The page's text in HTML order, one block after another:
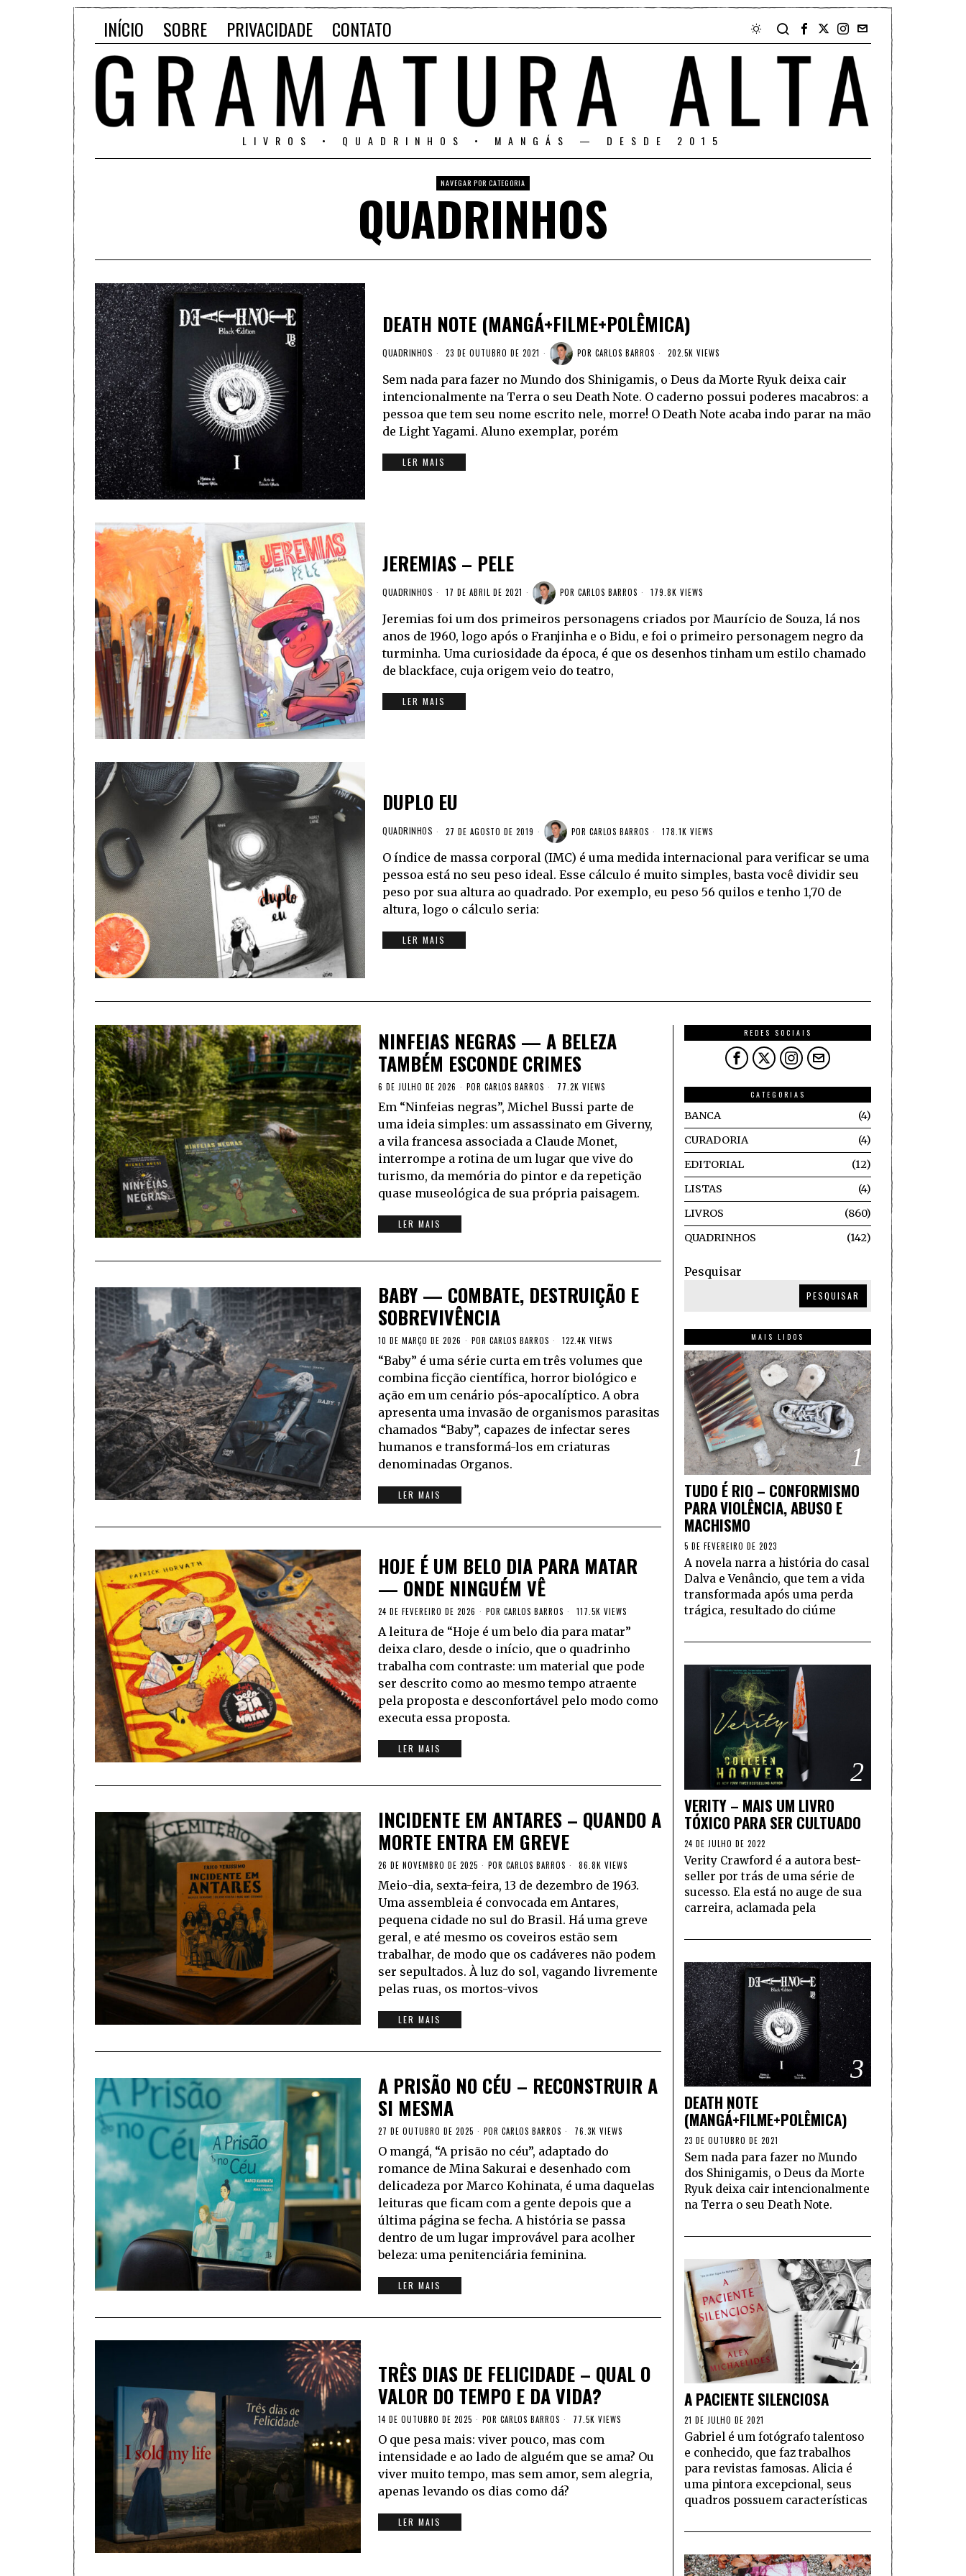
INÍCIO SOBRE PRIVACIDADE CONTATO
LIVROS • QUADRINHOS • MANGÁS — DESDE 2015
NAVEGAR POR CATEGORIA
QUADRINHOS
DEATH NOTE (MANGÁ+FILME+POLÊMICA)
QUADRINHOS 23 DE OUTUBRO DE 2021 POR CARLOS BARROS 202.5K VIEWS
Sem nada para fazer no Mundo dos Shinigamis, o Deus da Morte Ryuk deixa cair
intencionalmente na Terra o seu Death Note. O caderno possui poderes macabros: a
pessoa que tem seu nome escrito nele, morre! O Death Note acaba indo parar na mão
de Light Yagami. Aluno exemplar, porém
LER MAIS
JEREMIAS – PELE
QUADRINHOS 17 DE ABRIL DE 2021 POR CARLOS BARROS 179.8K VIEWS
Jeremias foi um dos primeiros personagens criados por Maurício de Souza, lá nos
anos de 1960, logo após o Franjinha e o Bidu, e foi o primeiro personagem negro da
turminha. Uma curiosidade da época, é que os desenhos tinham um estilo chamado
de blackface, cuja origem veio do teatro,
LER MAIS
DUPLO EU
QUADRINHOS 27 DE AGOSTO DE 2019 POR CARLOS BARROS 178.1K VIEWS
O índice de massa corporal (IMC) é uma medida internacional para verificar se uma
pessoa está no seu peso ideal. Esse cálculo é muito simples, basta você dividir seu
peso por sua altura ao quadrado. Por exemplo, eu peso 56 quilos e tenho 1,70 de
altura, logo o cálculo seria:
LER MAIS
NINFEIAS NEGRAS — A BELEZA
TAMBÉM ESCONDE CRIMES
6 DE JULHO DE 2026 POR CARLOS BARROS 77.2K VIEWS
Em “Ninfeias negras”, Michel Bussi parte de
uma ideia simples: um assassinato em Giverny,
a vila francesa associada a Claude Monet,
interrompe a rotina de um lugar que vive do
turismo, da memória do pintor e da repetição
quase museológica de sua própria paisagem.
LER MAIS
BABY — COMBATE, DESTRUIÇÃO E
SOBREVIVÊNCIA
10 DE MARÇO DE 2026 POR CARLOS BARROS 122.4K VIEWS
“Baby” é uma série curta em três volumes que
combina ficção científica, horror biológico e
ação em um cenário pós-apocalíptico. A obra
apresenta uma invasão de organismos parasitas
chamados “Baby”, capazes de infectar seres
humanos e transformá-los em criaturas
denominadas Organos.
LER MAIS
HOJE É UM BELO DIA PARA MATAR
— ONDE NINGUÉM VÊ
24 DE FEVEREIRO DE 2026 POR CARLOS BARROS 117.5K VIEWS
A leitura de “Hoje é um belo dia para matar”
deixa claro, desde o início, que o quadrinho
trabalha com contraste: um material que pode
ser descrito como ao mesmo tempo atraente
pela proposta e desconfortável pelo modo como
executa essa proposta.
LER MAIS
INCIDENTE EM ANTARES – QUANDO A
MORTE ENTRA EM GREVE
26 DE NOVEMBRO DE 2025 POR CARLOS BARROS 86.8K VIEWS
Meio-dia, sexta-feira, 13 de dezembro de 1963.
Uma assembleia é convocada em Antares,
pequena cidade no sul do Brasil. Há uma greve
geral, e até mesmo os coveiros estão sem
trabalhar, de modo que os cadáveres não podem
ser sepultados. À luz do sol, vagando livremente
pelas ruas, os mortos-vivos
LER MAIS
A PRISÃO NO CÉU – RECONSTRUIR A
SI MESMA
27 DE OUTUBRO DE 2025 POR CARLOS BARROS 76.3K VIEWS
O mangá, “A prisão no céu”, adaptado do
romance de Mina Sakurai e desenhado com
delicadeza por Marco Kohinata, é uma daquelas
leituras que ficam com a gente depois que a
última página se fecha. A história se passa
dentro de um lugar improvável para acolher
beleza: uma penitenciária feminina.
LER MAIS
TRÊS DIAS DE FELICIDADE – QUAL O
VALOR DO TEMPO E DA VIDA?
14 DE OUTUBRO DE 2025 POR CARLOS BARROS 77.5K VIEWS
O que pesa mais: viver pouco, mas com
intensidade e ao lado de alguém que se ama? Ou
viver muito tempo, mas sem amor, sem alegria,
apenas levando os dias como dá?
LER MAIS
REDES SOCIAIS
CATEGORIAS
BANCA
4
CURADORIA
4
EDITORIAL
12
LISTAS
4
LIVROS
860
QUADRINHOS
142
Pesquisar
PESQUISAR
MAIS LIDOS
1
TUDO É RIO – CONFORMISMO
PARA VIOLÊNCIA, ABUSO E
MACHISMO
5 DE FEVEREIRO DE 2023
A novela narra a história do casal
Dalva e Venâncio, que tem a vida
transformada após uma perda
trágica, resultado do ciúme
2
VERITY – MAIS UM LIVRO
TÓXICO PARA SER CULTUADO
24 DE JULHO DE 2022
Verity Crawford é a autora best-
seller por trás de uma série de
sucesso. Ela está no auge de sua
carreira, aclamada pela
3
DEATH NOTE
(MANGÁ+FILME+POLÊMICA)
23 DE OUTUBRO DE 2021
Sem nada para fazer no Mundo
dos Shinigamis, o Deus da Morte
Ryuk deixa cair intencionalmente
na Terra o seu Death Note.
4
A PACIENTE SILENCIOSA
21 DE JULHO DE 2021
Gabriel é um fotógrafo talentoso
e conhecido, que faz trabalhos
para revistas famosas. Alicia é
uma pintora excepcional, seus
quadros possuem características